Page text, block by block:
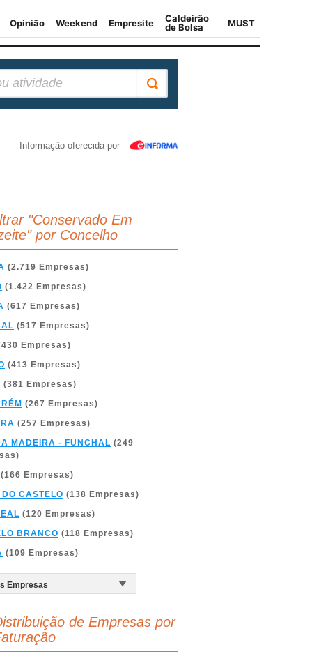
Informação oferecida por
"Conservado Em
por Concelho
(2.719 Empresas)
(1.422 Empresas)
(617 Empresas)
(517 Empresas)
Empresas)
(413 Empresas)
(381 Empresas)
(267 Empresas)
(257 Empresas)
MADEIRA - FUNCHAL (249
(166 Empresas)
CASTELO (138 Empresas)
(120 Empresas)
BRANCO (118 Empresas)
(109 Empresas)
de Empresas por